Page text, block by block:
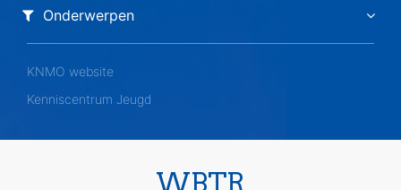
Onderwerpen
KNMO website
Kenniscentrum Jeugd
WBTR